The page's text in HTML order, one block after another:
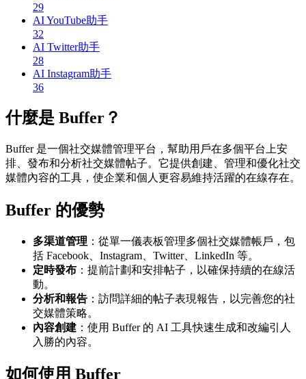
29
AI YouTube助手
32
AI Twitter助手
28
AI Instagram助手
36
什麼是 Buffer？
Buffer 是一個社交媒體管理平台，幫助用戶在多個平台上安
排、發布和分析社交媒體帖子。它提供創建、管理和優化社交
媒體內容的工具，使企業和個人更容易維持活躍的在線存在。
Buffer 的優勢
多渠道管理 ：從單一儀表板管理多個社交媒體帳戶，包
括 Facebook、Instagram、Twitter、LinkedIn 等。
定時發布 ：提前計劃和安排帖子，以確保持續的在線活
動。
分析和報告 ：訪問詳細的帖子表現報告，以完善您的社
交媒體策略。
內容創建 ：使用 Buffer 的 AI 工具快速生成和改編引人
入勝的內容。
如何使用 Buffer